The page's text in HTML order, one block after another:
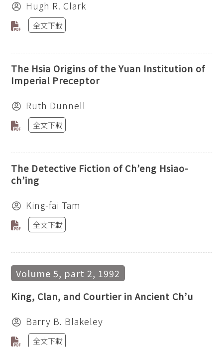
Hugh R. Clark
全文下載
The Hsia Origins of the Yuan Institution of
Imperial Preceptor
Ruth Dunnell
全文下載
The Detective Fiction of Ch’eng Hsiao-
ch’ing
King-fai Tam
全文下載
Volume 5, part 2, 1992
King, Clan, and Courtier in Ancient Ch’u
Barry B. Blakeley
全文下載